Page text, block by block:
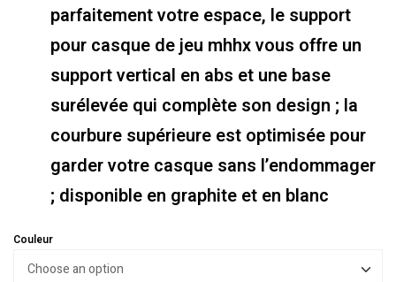
parfaitement votre espace, le support
pour casque de jeu mhhx vous offre un
support vertical en abs et une base
surélevée qui complète son design ; la
courbure supérieure est optimisée pour
garder votre casque sans l’endommager
; disponible en graphite et en blanc
Couleur